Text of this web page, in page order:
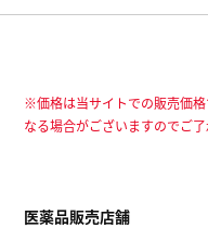
※価格は当サイトでの販売価
なる場合がございますのでご了
医薬品販売店舗